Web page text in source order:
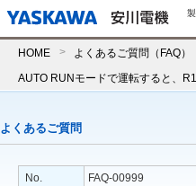
HOME よくあるご質問（FAQ）
よくあるご質問
No.
FAQ-00999